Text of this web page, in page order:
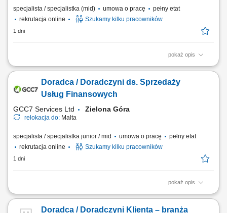
specjalista / specjalistka (mid) umowa o pracę
pełny etat
rekrutacja online
Szukamy kilku pracowników
1 dni
pokaż opis
Zakres obowiązków: Telefoniczny kontakt z klientami zainteresowanymi
edukacji finansowej. Budowanie długofalowych relacji z klientami oraz
pozyskiwanie nowych odbiorców dla partnerów biznesowych.
Doradca / Doradczyni ds. Sprzedaży
Usług Finansowych
GCC7 Services Ltd Zielona Góra
relokacja do: Malta
specjalista / specjalistka junior / mid umowa o pracę
pełny etat
rekrutacja online
Szukamy kilku pracowników
1 dni
pokaż opis
Zakres obowiązków: Prowadzenie telefonicznych rozmów z klientami
tym szkoleń z zakresu edukacji finansowej. Budowanie relacji z
Doradca / Doradczyni Klienta – branża